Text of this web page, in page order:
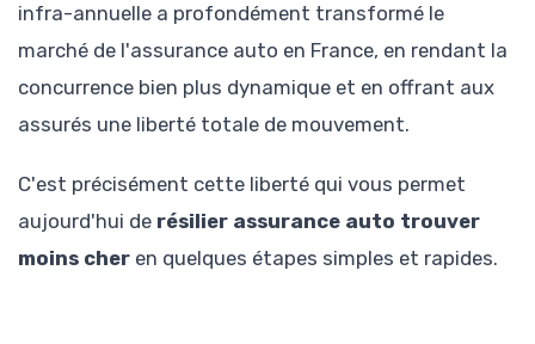
infra-annuelle a profondément transformé le
marché de l'assurance auto en France, en rendant la
concurrence bien plus dynamique et en offrant aux
assurés une liberté totale de mouvement.
C'est précisément cette liberté qui vous permet
aujourd'hui de résilier assurance auto trouver
moins cher en quelques étapes simples et rapides.